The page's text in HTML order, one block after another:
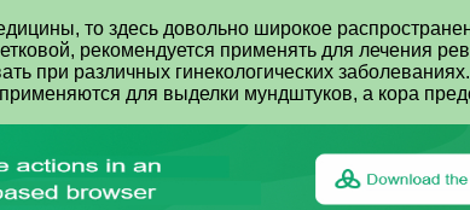
то здесь довольно широкое
рекомендуется применять для лечения
при различных гинекологических
для выделки мундштуков, а кора